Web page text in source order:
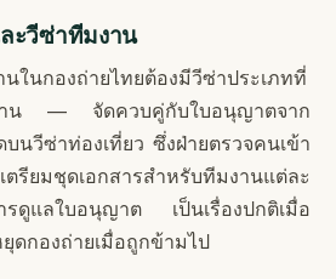
ะวีซ่าทีมงาน
ในกองถ่ายไทยต้องมีวีซ่าประเภทที่
าน — จัดควบคู่กับใบอนุญาตจาก
นวีซ่าท่องเที่ยว ซึ่งฝ่ายตรวจคนเข้า
ตรียมชุดเอกสารสำหรับทีมงานแต่ละ
รดูแลใบอนุญาต เป็นเรื่องปกติเมื่อ
ดกองถ่ายเมื่อถูกข้ามไป